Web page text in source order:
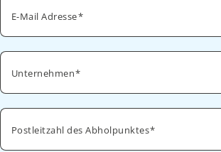
E-Mail Adresse
Unternehmen
Postleitzahl des Abholpunktes